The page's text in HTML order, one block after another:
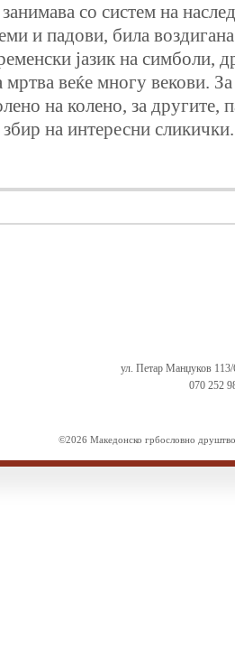
со систем на
и падови, била
јазик на симболи,
мртва веќе многу векови.
на колено, за другите,
збир на интересни сликички.
ул. Петар Манџуков
070 252
©2026 Македонско грбословно